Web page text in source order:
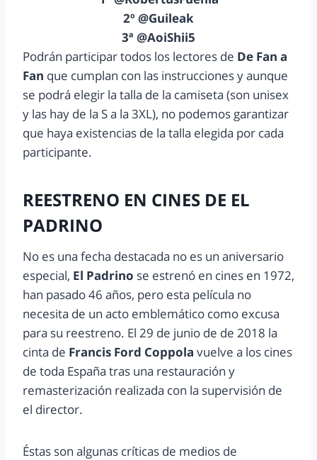
2º @Guileak
3ª @AoiShii5
Podrán participar todos los lectores de De Fan a
Fan que cumplan con las instrucciones y aunque
se podrá elegir la talla de la camiseta (son unisex
y las hay de la S a la 3XL), no podemos garantizar
que haya existencias de la talla elegida por cada
participante.
REESTRENO EN CINES DE EL
PADRINO
No es una fecha destacada no es un aniversario
especial, El Padrino se estrenó en cines en 1972,
han pasado 46 años, pero esta película no
necesita de un acto emblemático como excusa
para su reestreno. El 29 de junio de de 2018 la
cinta de Francis Ford Coppola vuelve a los cines
de toda España tras una restauración y
remasterización realizada con la supervisión de
el director.
Éstas son algunas críticas de medios de